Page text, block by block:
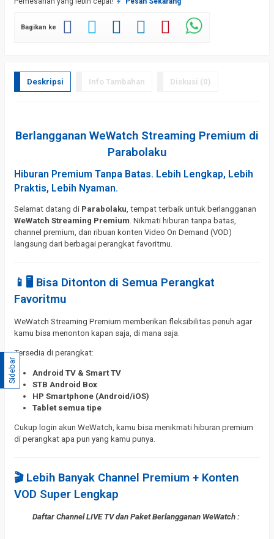
Bagikan ke
Deskripsi Info Tambahan Diskusi (0)
Berlangganan WeWatch Streaming Premium di
Parabolaku
Hiburan Premium Tanpa Batas. Lebih Lengkap, Lebih
Praktis, Lebih Nyaman.
Selamat datang di Parabolaku , tempat terbaik untuk berlangganan
WeWatch Streaming Premium . Nikmati hiburan tanpa batas,
channel premium, dan ribuan konten Video On Demand (VOD)
langsung dari berbagai perangkat favoritmu.
📱🖥️ Bisa Ditonton di Semua Perangkat
Favoritmu
WeWatch Streaming Premium memberikan fleksibilitas penuh agar
kamu bisa menonton kapan saja, di mana saja.
Tersedia di perangkat:
Android TV & Smart TV
STB Android Box
HP Smartphone (Android/iOS)
Tablet semua tipe
Cukup login akun WeWatch, kamu bisa menikmati hiburan premium
di perangkat apa pun yang kamu punya.
🎬 Lebih Banyak Channel Premium + Konten
VOD Super Lengkap
Daftar Channel LIVE TV dan Paket Berlangganan WeWatch :
Sidebar